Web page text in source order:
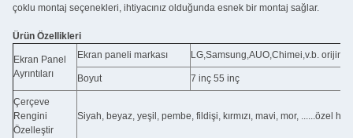
çoklu montaj seçenekleri, ihtiyacınız olduğunda esnek bir montaj sağlar.
Ürün Özellikleri
Ekran Panel
Ayrıntıları
Ekran paneli markası LG,Samsung,AUO,Chimei,v.b.
Boyut 7 inç 55 inç
Çerçeve
Rengini
Özelleştir
Siyah, beyaz, yeşil, pembe, fildişi, kırmızı, mavi, mor, ......özel